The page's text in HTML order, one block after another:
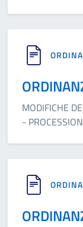
MODIFICHE
-